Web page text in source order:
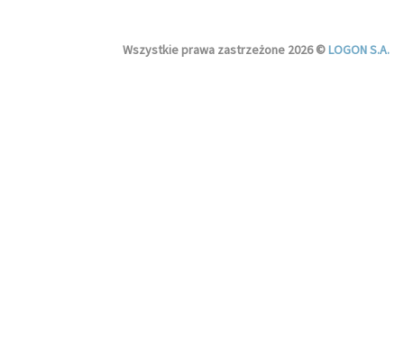
Wszystkie prawa zastrzeżone 2026 ©LOGON S.A.